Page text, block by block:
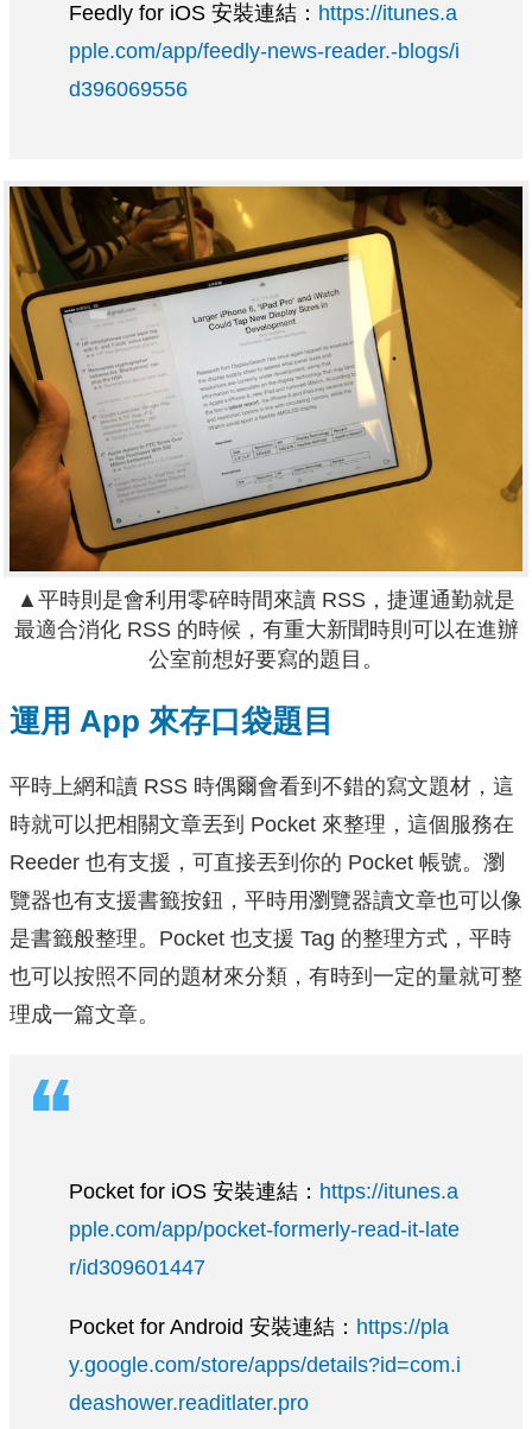
Feedly for iOS 安裝連結： https://itunes.a
pple.com/app/feedly-news-reader.-blogs/i
d396069556
▲平時則是會利用零碎時間來讀 RSS，捷運通勤就是
最適合消化 RSS 的時候，有重大新聞時則可以在進辦
公室前想好要寫的題目。
運用 App 來存口袋題目
平時上網和讀 RSS 時偶爾會看到不錯的寫文題材，這
時就可以把相關文章丟到 Pocket 來整理，這個服務在
Reeder 也有支援，可直接丟到你的 Pocket 帳號。瀏
覽器也有支援書籤按鈕，平時用瀏覽器讀文章也可以像
是書籤般整理。Pocket 也支援 Tag 的整理方式，平時
也可以按照不同的題材來分類，有時到一定的量就可整
理成一篇文章。
Pocket for iOS 安裝連結： https://itunes.a
pple.com/app/pocket-formerly-read-it-late
r/id309601447
Pocket for Android 安裝連結： https://pla
y.google.com/store/apps/details?id=com.i
deashower.readitlater.pro